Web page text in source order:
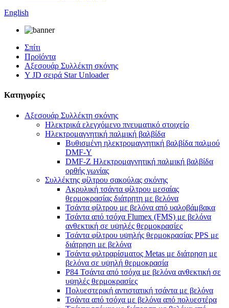
English
Σπίτι
Προϊόντα
Αξεσουάρ Συλλέκτη σκόνης
Y JD σειρά Star Unloader
Κατηγορίες
Αξεσουάρ Συλλέκτη σκόνης
Ηλεκτρικά ελεγχόμενο πνευματικό στοιχείο
Ηλεκτρομαγνητική παλμική βαλβίδα
Βυθισμένη ηλεκτρομαγνητική βαλβίδα παλμού
DMF-Y
DMF-Z Ηλεκτρομαγνητική παλμική βαλβίδα
ορθής γωνίας
Συλλέκτης φίλτρου σακούλας σκόνης
Ακρυλική τσάντα φίλτρου μεσαίας
θερμοκρασίας διάτρητη με βελόνα
Τσάντα φίλτρου με βελόνα από υαλοβάμβακα
Τσάντα από τσόχα Flumex (FMS) με βελόνα
ανθεκτική σε υψηλές θερμοκρασίες
Τσάντα φίλτρου υψηλής θερμοκρασίας PPS με
διάτρηση με βελόνα
Τσάντα φιλτραρίσματος Metas με διάτρηση με
βελόνα σε υψηλή θερμοκρασία
P84 Τσάντα από τσόχα με βελόνα ανθεκτική σε
υψηλές θερμοκρασίες
Πολυεστερική αντιστατική τσάντα με βελόνα
Τσάντα από τσόχα με βελόνα από πολυεστέρα